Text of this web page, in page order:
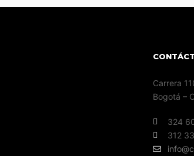
Carrera
Bogotá –
324
312